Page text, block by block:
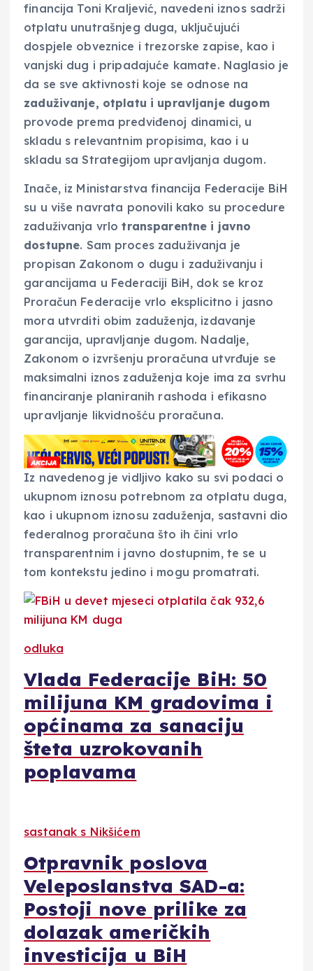
financija Toni Kraljević, navedeni iznos sadrži
otplatu unutrašnjeg duga, uključujući
dospjele obveznice i trezorske zapise, kao i
vanjski dug i pripadajuće kamate. Naglasio je
da se sve aktivnosti koje se odnose na
zaduživanje, otplatu i upravljanje dugom
provode prema predviđenoj dinamici, u
skladu s relevantnim propisima, kao i u
skladu sa Strategijom upravljanja dugom.
Inače, iz Ministarstva financija Federacije BiH
su u više navrata ponovili kako su procedure
zaduživanja vrlotransparentne i javno
dostupne. Sam proces zaduživanja je
propisan Zakonom o dugu i zaduživanju i
garancijama u Federaciji BiH, dok se kroz
Proračun Federacije vrlo eksplicitno i jasno
mora utvrditi obim zaduženja, izdavanje
garancija, upravljanje dugom. Nadalje,
Zakonom o izvršenju proračuna utvrđuje se
maksimalni iznos zaduženja koje ima za svrhu
financiranje planiranih rashoda i efikasno
upravljanje likvidnošću proračuna.
Iz navedenog je vidljivo kako su svi podaci o
ukupnom iznosu potrebnom za otplatu duga,
kao i ukupnom iznosu zaduženja, sastavni dio
federalnog proračuna što ih čini vrlo
transparentnim i javno dostupnim, te se u
tom kontekstu jedino i mogu promatrati.
odluka
Vlada Federacije BiH: 50
milijuna KM gradovima i
općinama za sanaciju
šteta uzrokovanih
poplavama
sastanak s Nikšićem
Otpravnik poslova
Veleposlanstva SAD-a:
Postoji nove prilike za
dolazak američkih
investicija u BiH